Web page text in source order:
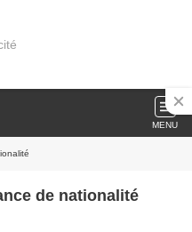
MENU
de nationalité